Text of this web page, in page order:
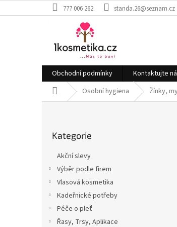
na
777 006 262 standa.26@seznam.cz
Obchodní podmínky Kontaktujte
Domů Osobní hygiena Žínky,
kategorie
Kategorie
Akční slevy
Výběr podle firem
Vlasová kosmetika
Kadeřnické potřeby
Péče o pleť
Řasy, Trsy, Aplikace